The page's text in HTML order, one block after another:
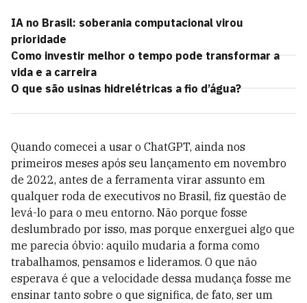
IA no Brasil: soberania computacional virou
prioridade
Como investir melhor o tempo pode transformar a
vida e a carreira
O que são usinas hidrelétricas a fio d’água?
Quando comecei a usar o ChatGPT, ainda nos
primeiros meses após seu lançamento em novembro
de 2022, antes de a ferramenta virar assunto em
qualquer roda de executivos no Brasil, fiz questão de
levá-lo para o meu entorno. Não porque fosse
deslumbrado por isso, mas porque enxerguei algo que
me parecia óbvio: aquilo mudaria a forma como
trabalhamos, pensamos e lideramos. O que não
esperava é que a velocidade dessa mudança fosse me
ensinar tanto sobre o que significa, de fato, ser um